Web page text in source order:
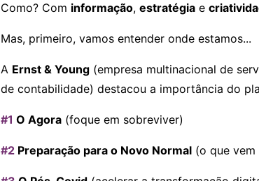
Como? Com informação, estratégia e
Mas, primeiro, vamos entender onde estamos...
A Ernst & Young (empresa multinacional de
de contabilidade) destacou a importância do
#1 O Agora (foque em sobreviver)
#2 Preparação para o Novo Normal (o que vem